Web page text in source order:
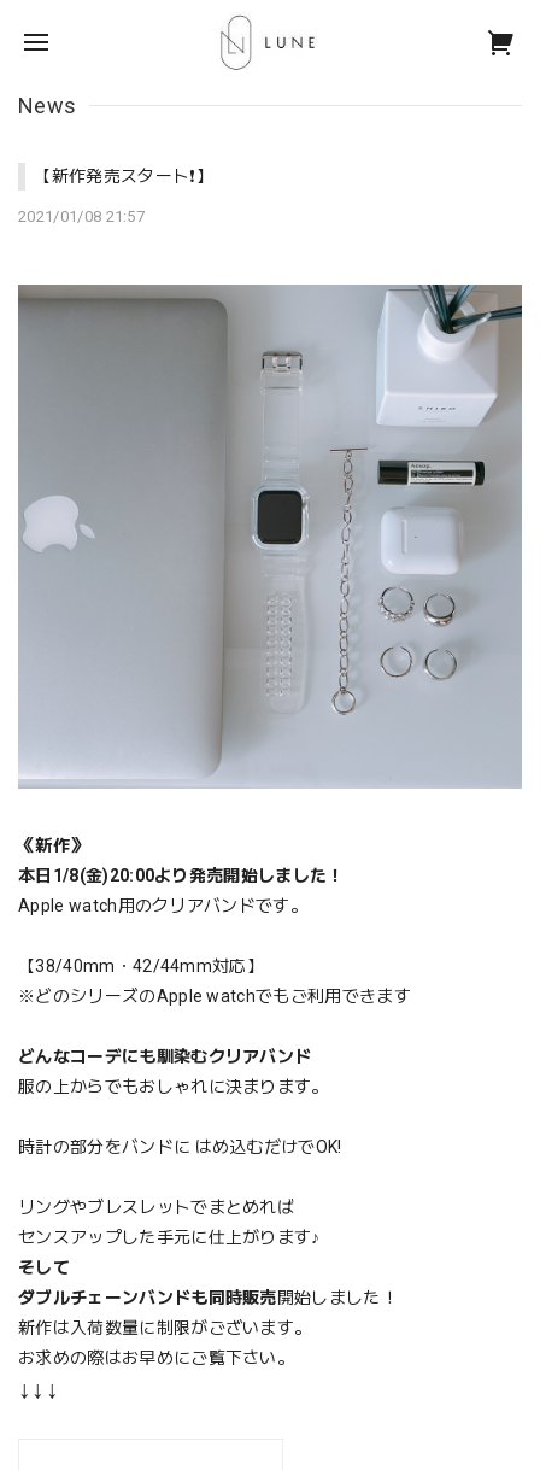
News
【新作発売スタート❗️】
2021/01/08 21:57
《新作》
本日1/8(金)20:00より発売開始しました！
Apple watch用のクリアバンドです。
【38/40mm・42/44mm対応】
※どのシリーズのApple watchでもご利用できます
どんなコーデにも馴染むクリアバンド
服の上からでもおしゃれに決まります。
時計の部分をバンドに はめ込むだけでOK!
リングやブレスレットでまとめれば
センスアップした手元に仕上がります♪
そして
ダブルチェーンバンドも同時販売開始しました！
新作は入荷数量に制限がございます。
お求めの際はお早めにご覧下さい。
↓↓↓